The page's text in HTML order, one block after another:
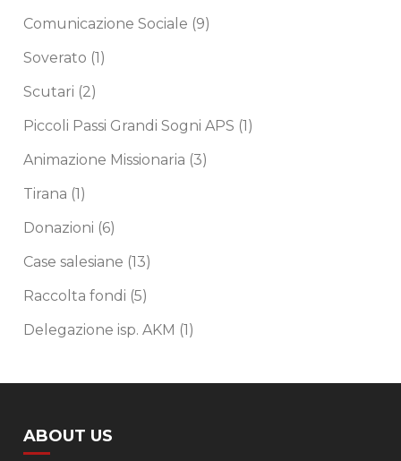
Comunicazione Sociale (9)
Soverato (1)
Scutari (2)
Piccoli Passi Grandi Sogni APS (1)
Animazione Missionaria (3)
Tirana (1)
Donazioni (6)
Case salesiane (13)
Raccolta fondi (5)
Delegazione isp. AKM (1)
ABOUT US